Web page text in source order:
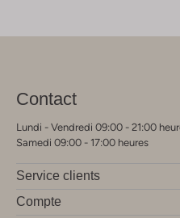
Contact
Lundi - Vendredi 09:00 - 21:00
Samedi 09:00 - 17:00 heures
Service clients
Compte